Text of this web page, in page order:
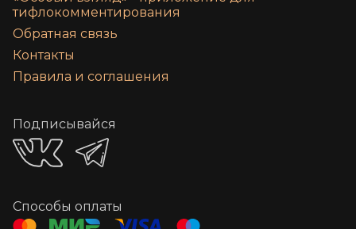
тифлокомментирования
Обратная связь
Контакты
Правила и соглашения
Подписывайся
Способы оплаты